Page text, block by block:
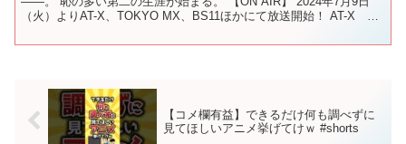
（火）よりAT-X、TOKYO MX、BS11ほかにて放送開始！ AT-X
【コメ欄有益】できるだけ何も調べずに
見てほしいアニメ挙げてけｗ #shorts